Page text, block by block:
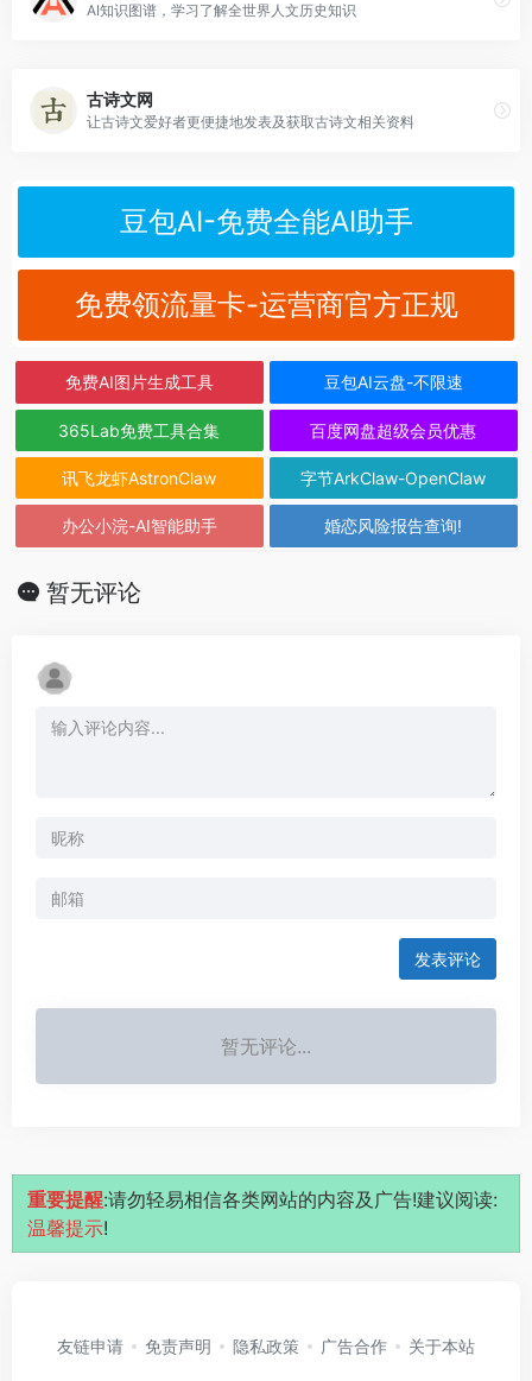
AI知识图谱，学习了解全世界人文历史知识
古诗文网
让古诗文爱好者更便捷地发表及获取古诗文相关资料
豆包AI-免费全能AI助手
免费领流量卡-运营商官方正规
免费AI图片生成工具 豆包AI云盘-不限速
365Lab免费工具合集 百度网盘超级会员优惠
讯飞龙虾AstronClaw 字节ArkClaw-OpenClaw
办公小浣-AI智能助手 婚恋风险报告查询!
暂无评论
发表评论
暂无评论...
重要提醒:请勿轻易相信各类网站的内容及广告!建议阅读:
温馨提示!
友链申请 免责声明 隐私政策 广告合作 关于本站